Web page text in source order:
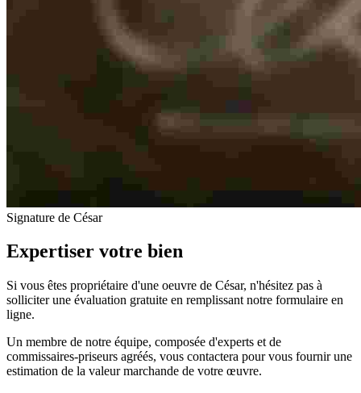
Signature de César
Expertiser votre bien
Si vous êtes propriétaire d'une oeuvre de César, n'hésitez pas à
solliciter une évaluation gratuite en remplissant notre formulaire en
ligne.
Un membre de notre équipe, composée d'experts et de
commissaires-priseurs agréés, vous contactera pour vous fournir une
estimation de la valeur marchande de votre œuvre.